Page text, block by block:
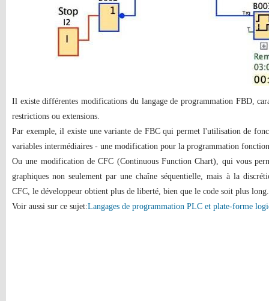
Il existe différentes modifications du langage de programmation FBD,
restrictions ou extensions.
Par exemple, il existe une variante de FBC qui permet l'utilisation de
variables intermédiaires - une modification pour la programmation
Ou une modification de CFC (Continuous Function Chart), qui vous
graphiques non seulement par une chaîne séquentielle, mais à la
CFC, le développeur obtient plus de liberté, bien que le code soit plus long.
Voir aussi sur ce sujet:Langages de programmation PLC et plate-forme